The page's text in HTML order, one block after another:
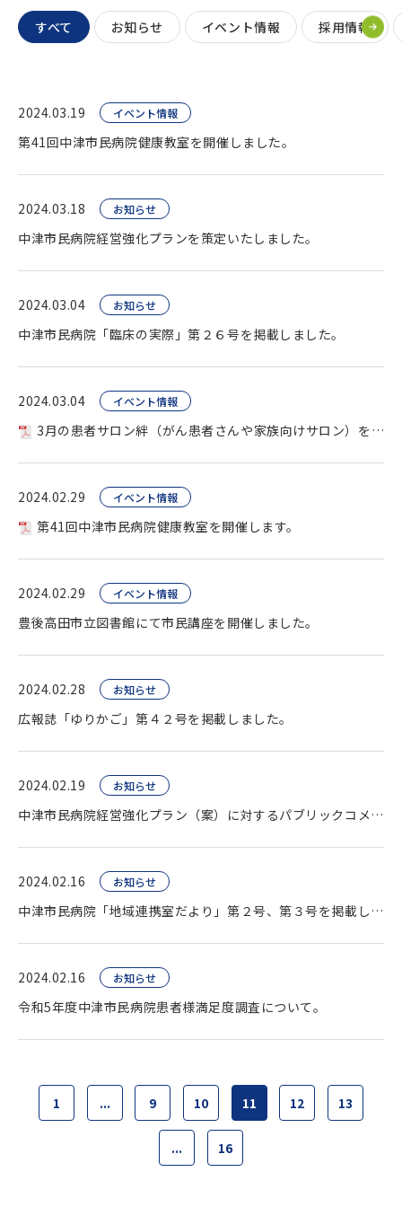
すべて お知らせ イベント情報 採用情報
2024.03.19 イベント情報
第41回中津市民病院健康教室を開催しました。
2024.03.18 お知らせ
中津市民病院経営強化プランを策定いたしました。
2024.03.04 お知らせ
中津市民病院「臨床の実際」第２６号を掲載しました。
2024.03.04 イベント情報
3月の患者サロン絆（がん患者さんや家族向けサロン）を開催します。
2024.02.29 イベント情報
第41回中津市民病院健康教室を開催します。
2024.02.29 イベント情報
豊後高田市立図書館にて市民講座を開催しました。
2024.02.28 お知らせ
広報誌「ゆりかご」第４２号を掲載しました。
2024.02.19 お知らせ
中津市民病院経営強化プラン（案）に対するパブリックコメントの結果の公表。
2024.02.16 お知らせ
中津市民病院「地域連携室だより」第２号、第３号を掲載しました。
2024.02.16 お知らせ
令和5年度中津市民病院患者様満足度調査について。
1 ... 9 10 11 12 13
... 16